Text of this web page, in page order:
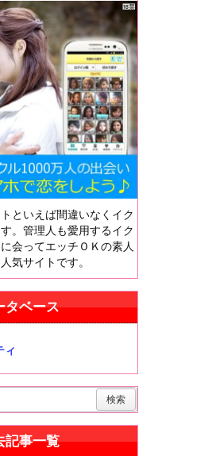
といえば間違いなくイク
。管理人も愛用するイク
会ってエッチＯＫの素人
気サイトです。
タベース
ィ
記事一覧